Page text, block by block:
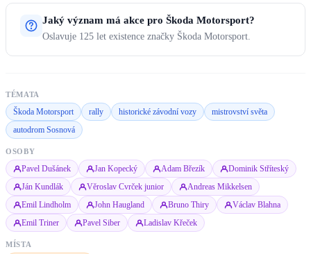
Jaký význam má akce pro Škoda Motorsport?
Oslavuje 125 let existence značky Škoda Motorsport.
TÉMATA
Škoda Motorsport rally historické závodní vozy
mistrovství světa
autodrom Sosnová
OSOBY
Pavel Dušánek Jan Kopecký Adam Březík
Dominik Stříteský
Ján Kundlák
Věroslav Cvrček junior
Andreas Mikkelsen
Emil Lindholm
John Haugland Bruno Thiry
Václav Blahna
Emil Triner
Pavel Siber Ladislav Křeček
MÍSTA